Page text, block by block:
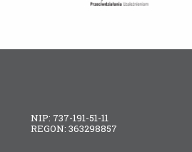
NIP: 737-191-51-11
REGON: 363298857